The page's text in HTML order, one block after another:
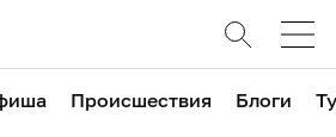
Происшествия Блоги